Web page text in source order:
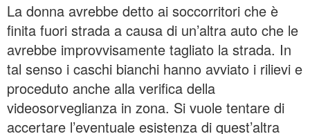
La donna avrebbe detto ai soccorritori che è
finita fuori strada a causa di un’altra auto che le
avrebbe improvvisamente tagliato la strada. In
tal senso i caschi bianchi hanno avviato i rilievi e
proceduto anche alla verifica della
videosorveglianza in zona. Si vuole tentare di
accertare l’eventuale esistenza di quest’altra